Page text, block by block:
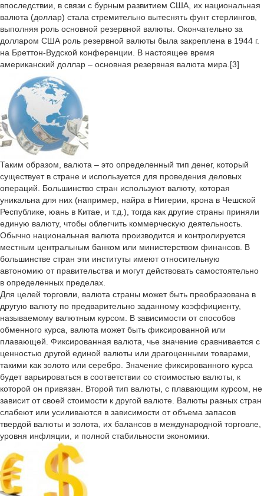
впоследствии, в связи с бурным развитием США, их национальная
валюта (доллар) стала стремительно вытеснять фунт стерлингов,
выполняя роль основной резервной валюты. Окончательно за
долларом США роль резервной валюты была закреплена в 1944 г.
на Бреттон-Вудской конференции. В настоящее время
американский доллар – основная резервная валюта мира.[3]
Таким образом, валюта – это определенный тип денег, который
существует в стране и используется для проведения деловых
операций. Большинство стран используют валюту, которая
уникальна для них (например, найра в Нигерии, крона в Чешской
Республике, юань в Китае, и т.д.), тогда как другие страны приняли
единую валюту, чтобы облегчить коммерческую деятельность.
Обычно национальная валюта производится и контролируется
местным центральным банком или министерством финансов. В
большинстве стран эти институты имеют относительную
автономию от правительства и могут действовать самостоятельно
в определенных пределах.
Для целей торговли, валюта страны может быть преобразована в
другую валюту по предварительно заданному коэффициенту,
называемому валютным курсом. В зависимости от способов
обменного курса, валюта может быть фиксированной или
плавающей. Фиксированная валюта, чье значение сравнивается с
ценностью другой единой валюты или драгоценными товарами,
такими как золото или серебро. Значение фиксированного курса
будет варьироваться в соответствии со стоимостью валюты, к
которой он привязан. Второй тип валюты, с плавающим курсом, не
зависит от своей стоимости к другой валюте. Валюты разных стран
слабеют или усиливаются в зависимости от объема запасов
твердой валюты и золота, их балансов в международной торговле,
уровня инфляции, и полной стабильности экономики.